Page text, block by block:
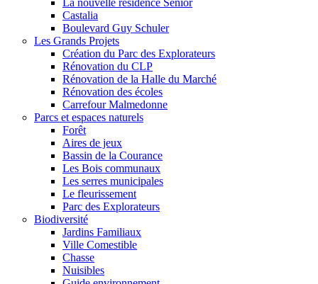
La nouvelle résidence Senior
Castalia
Boulevard Guy Schuler
Les Grands Projets
Création du Parc des Explorateurs
Rénovation du CLP
Rénovation de la Halle du Marché
Rénovation des écoles
Carrefour Malmedonne
Parcs et espaces naturels
Forêt
Aires de jeux
Bassin de la Courance
Les Bois communaux
Les serres municipales
Le fleurissement
Parc des Explorateurs
Biodiversité
Jardins Familiaux
Ville Comestible
Chasse
Nuisibles